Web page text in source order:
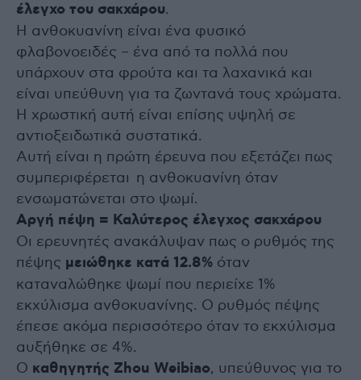
έλεγχο του σακχάρου.
Η ανθοκυανίνη είναι ένα φυσικό
φλαβονοειδές – ένα από τα πολλά που
υπάρχουν στα φρούτα και τα λαχανικά και
είναι υπεύθυνη για τα ζωντανά τους χρώματα.
Η χρωστική αυτή είναι επίσης υψηλή σε
αντιοξειδωτικά συστατικά.
Αυτή είναι η πρώτη έρευνα που εξετάζει πως
συμπεριφέρεται η ανθοκυανίνη όταν
ενσωματώνεται στο ψωμί.
Αργή πέψη = Καλύτερος έλεγχος σακχάρου
Οι ερευνητές ανακάλυψαν πως ο ρυθμός της
πέψης μειώθηκε κατά 12.8% όταν
καταναλώθηκε ψωμί που περιείχε 1%
εκχύλισμα ανθοκυανίνης. Ο ρυθμός πέψης
έπεσε ακόμα περισσότερο όταν το εκχύλισμα
αυξήθηκε σε 4%.
Ο καθηγητής Zhou Weibiao, υπεύθυνος για το